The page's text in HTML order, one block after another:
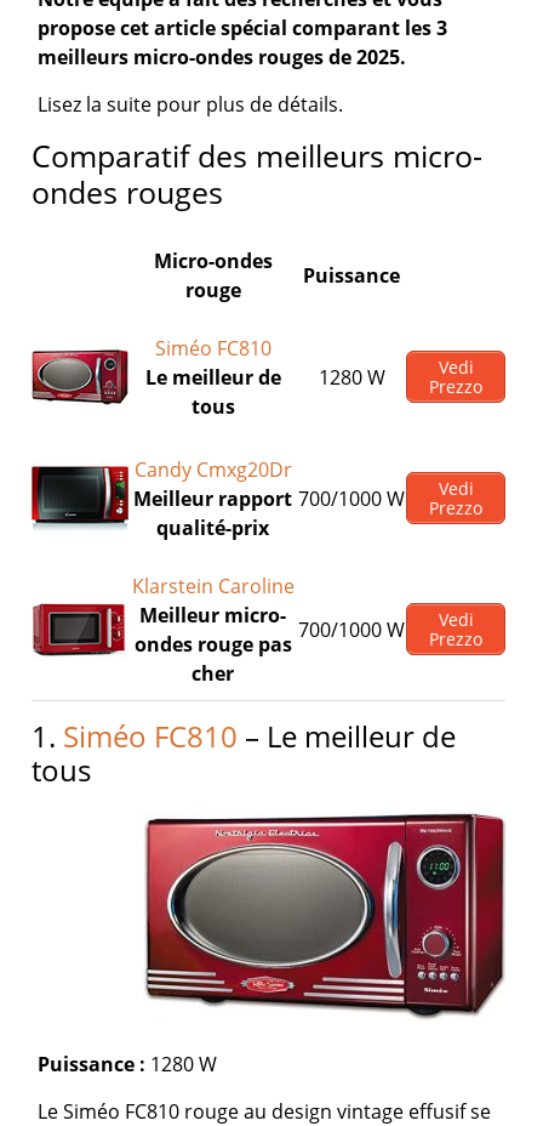
propose cet article spécial comparant les 3
meilleurs micro-ondes rouges de 2025.
Lisez la suite pour plus de détails.
Comparatif des meilleurs micro-
ondes rouges
Micro-ondes
rouge
Puissance
Siméo FC810
Le meilleur de
tous
1280 W
Vedi
Prezzo
Candy Cmxg20Dr
Meilleur rapport
qualité-prix
700/1000 W
Vedi
Prezzo
Klarstein Caroline
Meilleur micro-
ondes rouge pas
cher
700/1000 W
Vedi
Prezzo
1. Siméo FC810 – Le meilleur de
tous
Puissance : 1280 W
Le Siméo FC810 rouge au design vintage effusif se